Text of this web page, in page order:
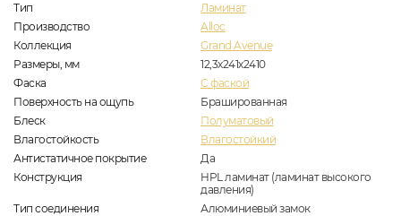
Тип
Ламинат
Производство
Alloc
Коллекция
Grand Avenue
Размеры, мм
12,3х241х2410
Фаска
C фаской
Поверхность на ощупь
Брашированная
Блеск
Полуматовый
Влагостойкость
Влагостойкий
Антистатичное покрытие
Да
Конструкция
HPL ламинат (ламинат высокого
давления)
Тип соединения
Алюминиевый замок